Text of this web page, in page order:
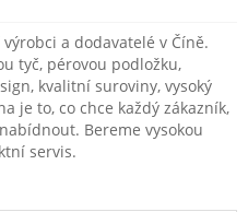
a dodavatelé v Číně.
tyč, pérovou podložku,
kvalitní suroviny, vysoký
je to, co chce každý zákazník,
Bereme vysokou
servis.